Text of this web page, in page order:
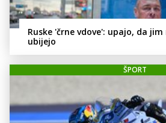
Ruske 'črne vdove': upajo, da
ubijejo
ŠPORT